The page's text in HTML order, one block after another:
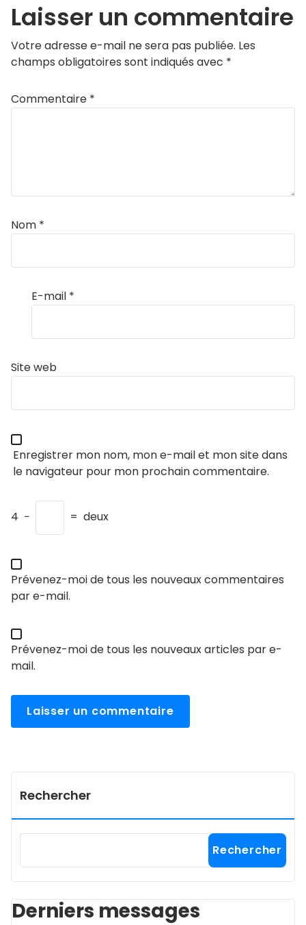
Laisser un commentaire
Votre adresse e-mail ne sera pas publiée. Les
champs obligatoires sont indiqués avec *
Commentaire *
Nom *
E-mail *
Site web
Enregistrer mon nom, mon e-mail et mon site dans
le navigateur pour mon prochain commentaire.
4 − = deux
Prévenez-moi de tous les nouveaux commentaires
par e-mail.
Prévenez-moi de tous les nouveaux articles par e-
mail.
Rechercher
Rechercher
Derniers messages